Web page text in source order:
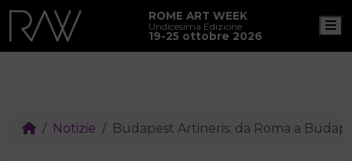
ROME ART WEEK
Undicesima Edizione
19-25 ottobre 2026
Notizie Budapest Artineris: da Roma a